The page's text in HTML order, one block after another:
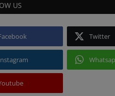
US
Twitter